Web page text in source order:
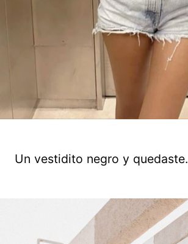
Un vestidito negro y quedaste.